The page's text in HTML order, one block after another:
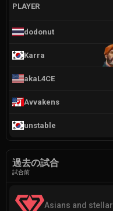
PLAYER
dodonut
Karra
akaL4CE
Avvakens
unstable
過去の試合
試合前
Asians and stellar